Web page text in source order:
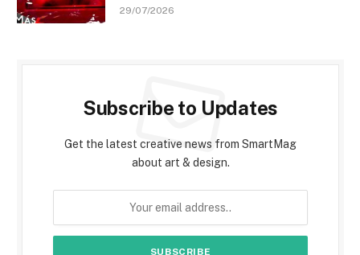
29/07/2026
Subscribe to Updates
Get the latest creative news from SmartMag
about art & design.